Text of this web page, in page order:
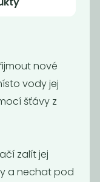
Kč/ Kg
nové
vody jej
šťávy z
zalít jej
a nechat pod